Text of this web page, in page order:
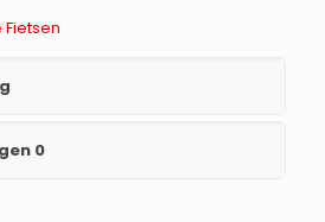
Fietsen
0